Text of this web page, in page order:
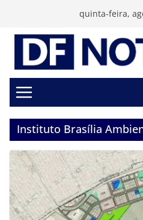
conteúdo
quinta-feira,
Instituto Brasília